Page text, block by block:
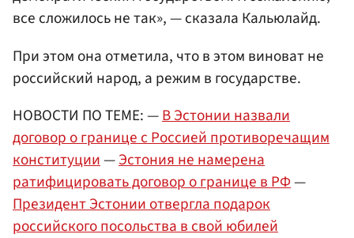
все сложилось не так», — сказала Кальюлайд.
При этом она отметила, что в этом виноват не
российский народ, а режим в государстве.
НОВОСТИ ПО ТЕМЕ: —В Эстонии назвали
договор о границе с Россией противоречащим
конституции—Эстония не намерена
ратифицировать договор о границе в РФ—
Президент Эстонии отвергла подарок
российского посольства в свой юбилей